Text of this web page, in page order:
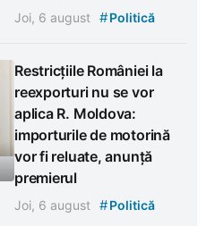
Joi, 6 august #Politică
Restricțiile României la
reexporturi nu se vor
aplica R. Moldova:
importurile de motorină
vor fi reluate, anunță
premierul
Joi, 6 august #Politică